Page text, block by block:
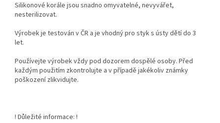
Silikonové korále jsou snadno omyvatelné, nevyvářet,
nesterilizovat.
Výrobek je testován v ČR a je vhodný pro styk s ústy dětí do 3
let.
Používejte výrobek vždy pod dozorem dospělé osoby. Před
každým použitím zkontrolujte a v případě jakékoliv známky
poškození zlikvidujte.
! Důležité informace: !